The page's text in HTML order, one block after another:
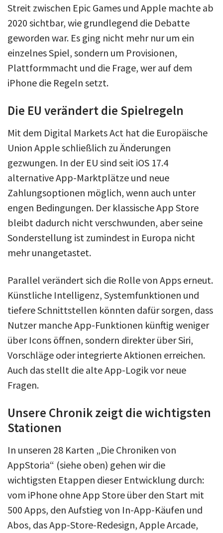
Streit zwischen Epic Games und Apple machte ab
2020 sichtbar, wie grundlegend die Debatte
geworden war. Es ging nicht mehr nur um ein
einzelnes Spiel, sondern um Provisionen,
Plattformmacht und die Frage, wer auf dem
iPhone die Regeln setzt.
Die EU verändert die Spielregeln
Mit dem Digital Markets Act hat die Europäische
Union Apple schließlich zu Änderungen
gezwungen. In der EU sind seit iOS 17.4
alternative App-Marktplätze und neue
Zahlungsoptionen möglich, wenn auch unter
engen Bedingungen. Der klassische App Store
bleibt dadurch nicht verschwunden, aber seine
Sonderstellung ist zumindest in Europa nicht
mehr unangetastet.
Parallel verändert sich die Rolle von Apps erneut.
Künstliche Intelligenz, Systemfunktionen und
tiefere Schnittstellen könnten dafür sorgen, dass
Nutzer manche App-Funktionen künftig weniger
über Icons öffnen, sondern direkter über Siri,
Vorschläge oder integrierte Aktionen erreichen.
Auch das stellt die alte App-Logik vor neue
Fragen.
Unsere Chronik zeigt die wichtigsten
Stationen
In unseren 28 Karten „Die Chroniken von
AppStoria“ (siehe oben) gehen wir die
wichtigsten Etappen dieser Entwicklung durch:
vom iPhone ohne App Store über den Start mit
500 Apps, den Aufstieg von In-App-Käufen und
Abos, das App-Store-Redesign, Apple Arcade,